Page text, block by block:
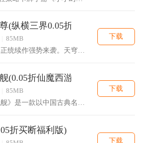
(纵横三界0.05折)
85MB
六界仙尊正统续作强势来袭。天穹碎，六界风云起，凡界苦不聊生，...
下载
(0.05折仙魔西游送充)
85MB 下载
折买断福利版)
下载